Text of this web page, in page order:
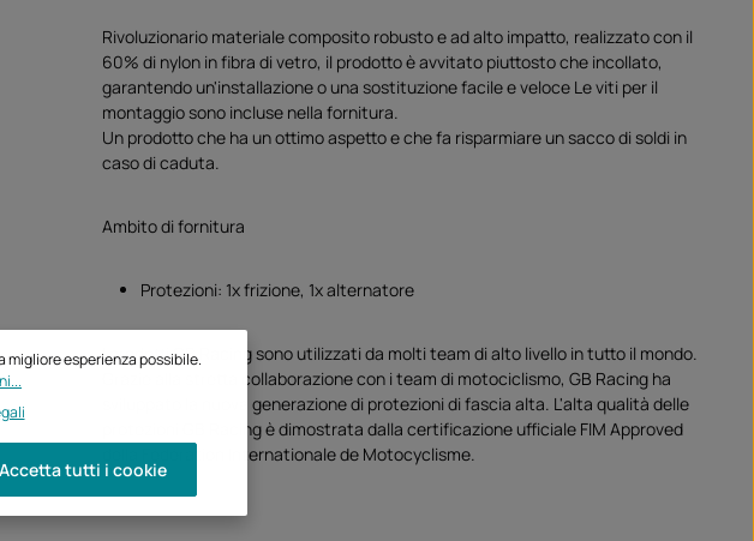
Rivoluzionario materiale composito robusto e ad alto impatto, realizzato con il
60% di nylon in fibra di vetro, il prodotto è avvitato piuttosto che incollato,
garantendo un'installazione o una sostituzione facile e veloce Le viti per il
montaggio sono incluse nella fornitura.
Un prodotto che ha un ottimo aspetto e che fa risparmiare un sacco di soldi in
caso di caduta.
Ambito di fornitura
Protezioni: 1x frizione, 1x alternatore
I prodotti GB Racing sono utilizzati da molti team di alto livello in tutto il mondo.
Grazie alla stretta collaborazione con i team di motociclismo, GB Racing ha
sviluppato la nuova generazione di protezioni di fascia alta. L'alta qualità delle
protezioni GB Racing è dimostrata dalla certificazione ufficiale FIM Approved
della Fédération Internationale de Motocyclisme.
migliore esperienza possibile.
Accetta tutti i cookie